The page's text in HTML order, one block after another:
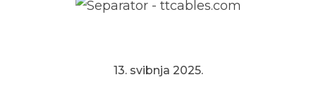
13. svibnja 2025.